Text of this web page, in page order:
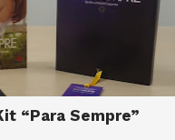
“Para Sempre”